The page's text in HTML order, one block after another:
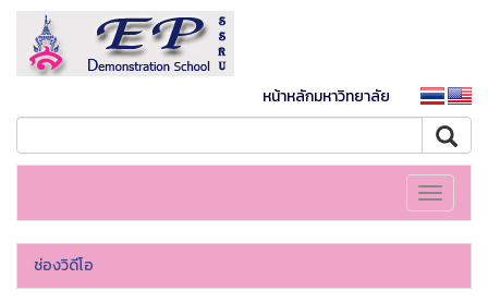
หน้าหลักมหาวิทยาลัย
Toggle
ช่องวิดีโอ